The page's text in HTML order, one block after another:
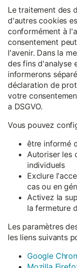
Le traitement des
d'autres cookies
conformément à
consentement
l'avenir. Dans la
des fins d'analyse
informerons
déclaration de
votre
a DSGVO.
Vous pouvez
être informé
Autoriser les
individuels
Exclure
cas ou en
Activez la
la fermeture
Les paramètres
les liens suivants
Google